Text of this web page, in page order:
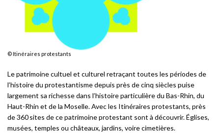
© Itinéraires protestants
Le patrimoinecultuel et culturel retraçant toutes les périodes de
l’histoire du protestantisme depuis près de cinq siècles puise
largement sa richesse dans l’histoire particulière du Bas-Rhin, du
Haut-Rhin et de la Moselle. Avec les Itinéraires protestants, près
de 360 sites de ce patrimoine protestant sont à découvrir. Églises,
musées, temples ou châteaux, jardins, voire cimetières.